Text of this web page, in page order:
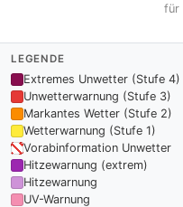
für
LEGENDE
Extremes Unwetter (Stufe 4)
Unwetterwarnung (Stufe 3)
Markantes Wetter (Stufe 2)
Wetterwarnung (Stufe 1)
Vorabinformation Unwetter
Hitzewarnung (extrem)
Hitzewarnung
UV-Warnung